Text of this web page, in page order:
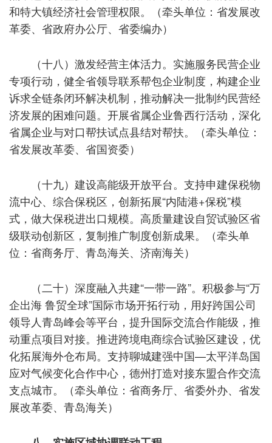
和特大镇经济社会管理权限。（牵头单位：省发展改
革委、省政府办公厅、省委编办）
（十八）激发经营主体活力。实施服务民营企业
专项行动，健全省领导联系帮包企业制度，构建企业
诉求全链条闭环解决机制，推动解决一批制约民营经
济发展的困难问题。开展省属企业鲁西行活动，深化
省属企业与对口帮扶试点县结对帮扶。（牵头单位：
省发展改革委、省国资委）
（十九）建设高能级开放平台。支持申建保税物
流中心、综合保税区，创新拓展“内陆港+保税”模
式，做大保税进出口规模。高质量建设自贸试验区省
级联动创新区，复制推广制度创新成果。（牵头单
位：省商务厅、青岛海关、济南海关）
（二十）深度融入共建“一带一路”。积极参与“万
企出海 鲁贸全球”国际市场开拓行动，用好跨国公司
领导人青岛峰会等平台，提升国际交流合作能级，推
动重点项目对接。推进跨境电商综合试验区建设，优
化拓展海外仓布局。支持聊城建强中国—太平洋岛国
应对气候变化合作中心，德州打造对接东盟合作交流
支点城市。（牵头单位：省商务厅、省委外办、省发
展改革委、青岛海关）